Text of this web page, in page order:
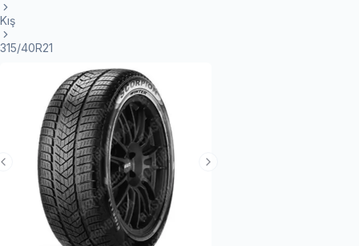
Kış
315/40R21
Next Slide
Previous Slide